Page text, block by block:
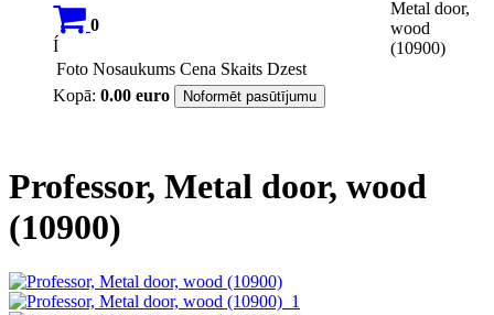
0
Í
Foto Nosaukums Cena Skaits Dzest
Kopā: 0.00 euro Noformēt pasūtījumu
Metal door,
wood
(10900)
Professor, Metal door, wood
(10900)